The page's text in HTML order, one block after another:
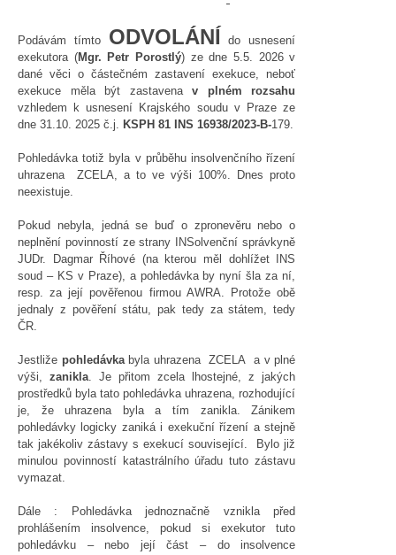
Podávám tímto ODVOLÁNÍ
do usnesení
exekutora (Mgr. Petr Porostlý) ze dne 5.5. 2026 v
dané věci o částečném zastavení exekuce, neboť
exekuce měla být zastavenav plném rozsahu
vzhledem k usnesení Krajského soudu v Praze ze
dne 31.10. 2025 č.j. KSPH 81 INS 16938/2023-B-179.
Pohledávka totiž byla v průběhu insolvenčního řízení
uhrazena ZCELA, a to ve výši 100%. Dnes proto
neexistuje.
Pokud nebyla, jedná se buď o zpronevěru nebo o
neplnění povinností ze strany INSolvenční správkyně
JUDr. Dagmar Říhové (na kterou měl dohlížet INS
soud – KS v Praze), a pohledávka by nyní šla za ní,
resp. za její pověřenou firmou AWRA. Protože obě
jednaly z pověření státu, pak tedy za státem, tedy
ČR.
Jestliže pohledávkabyla uhrazena ZCELA a v plné
výši,zanikla. Je přitom zcela lhostejné, z jakých
prostředků byla tato pohledávka uhrazena, rozhodující
je, že uhrazena byla a tím zanikla. Zánikem
pohledávky logicky zaniká i exekuční řízení a stejně
tak jakékoliv zástavy s exekucí související. Bylo již
minulou povinností katastrálního úřadu tuto zástavu
vymazat.
Dále : Pohledávka jednoznačně vznikla před
prohlášením insolvence, pokud si exekutor tuto
pohledávku – nebo její část – do insolvence